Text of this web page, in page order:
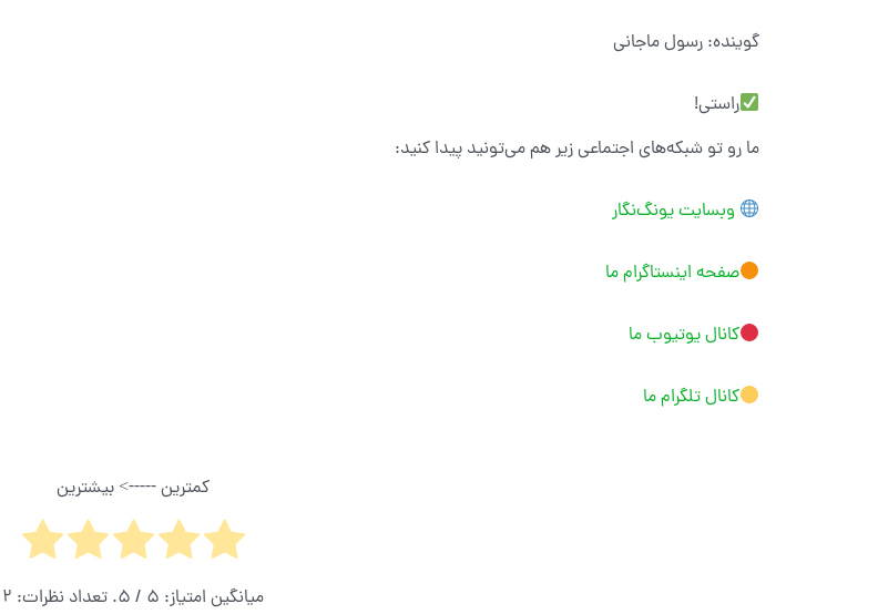
گوینده: رسول ماجانی
راستی!
ما رو تو شبکه‌های اجتماعی زیر هم می‌تونید پیدا کنید:
وبسایت یونگ‌نگار
صفحه اینستاگرام ما
کانال یوتیوب ما
کانال تلگرام ما
کمترین -----> بیشترین
میانگین امتیاز: 5 / 5. تعداد نظرات: 2